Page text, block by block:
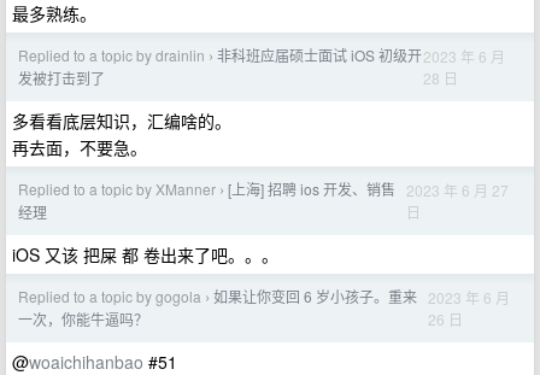
最多熟练。
Replied to a topic by drainlin › 非科班应届硕士面试 iOS 初级开
发被打击到了
2023 年 6 月
28 日
多看看底层知识，汇编啥的。
再去面，不要急。
Replied to a topic by XManner › [上海] 招聘 ios 开发、销售
经理
2023 年 6 月 27
日
iOS 又该 把屎 都 卷出来了吧。。。
Replied to a topic by gogola › 如果让你变回 6 岁小孩子。重来
一次，你能牛逼吗？
2023 年 6 月
26 日
@woaichihanbao #51